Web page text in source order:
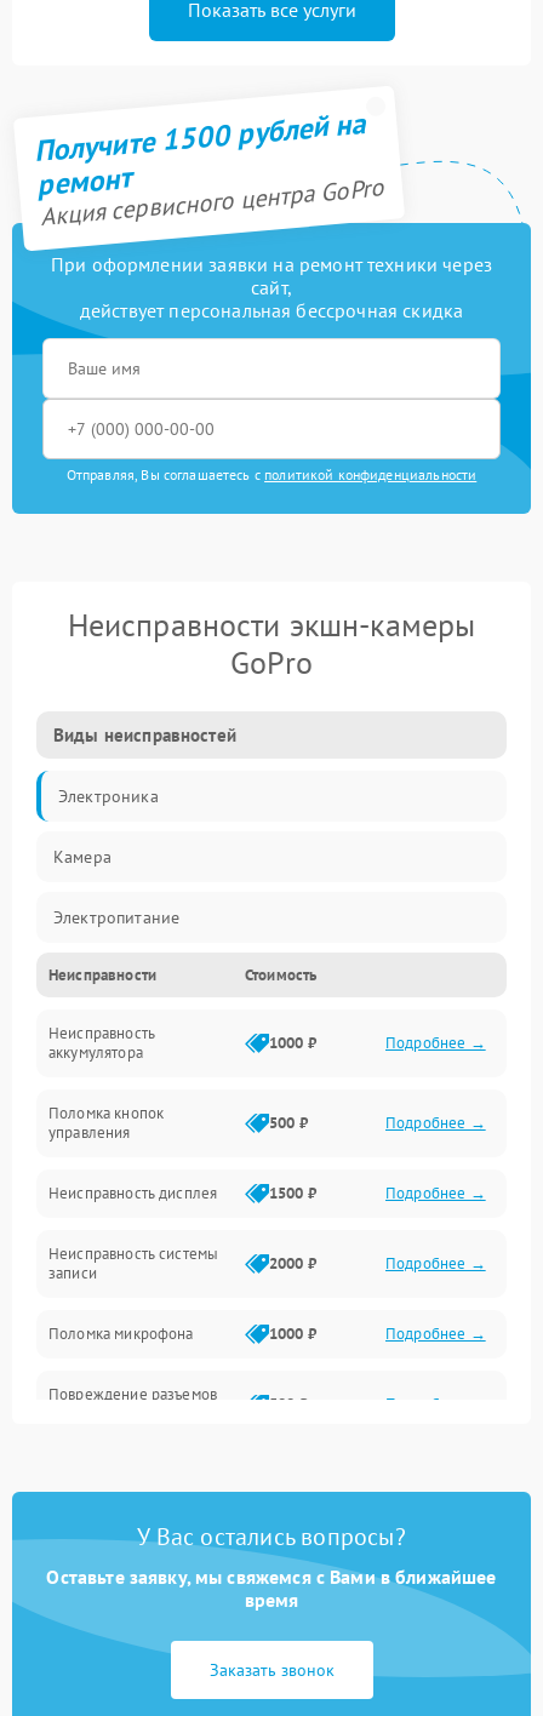
Показать все услуги
Получите 1500 рублей на
ремонт
Акция сервисного центра GoPro
При оформлении заявки на ремонт техники через
сайт,
действует персональная бессрочная скидка
Отправляя, Вы соглашаетесь с политикой конфиденциальности
Неисправности экшн-камеры
GoPro
Виды неисправностей
Электроника
Камера
Электропитание
Память/Носитель
Хранение данных
Управление
ПО
Корпус/Герметичность
Неисправности Стоимость
Неисправность
аккумулятора
1000 ₽ Подробнее →
Поломка кнопок
управления
500 ₽ Подробнее →
Неисправность дисплея 1500 ₽ Подробнее →
Неисправность системы
записи
2000 ₽ Подробнее →
Поломка микрофона 1000 ₽ Подробнее →
Повреждение разъемов
500 ₽ Подробнее →
стабилизации
Поломка системы Wi-Fi 1500 ₽
Повреждение системы
GPS
Подробнее →
Неисправность системы
1000 ₽
У Вас остались вопросы?
Оставьте заявку, мы свяжемся с Вами в ближайшее
время
Заказать звонок